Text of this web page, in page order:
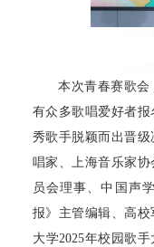
本次青春赛歌会
有众多歌唱爱好者
秀歌手脱颖而出晋
唱家、上海音乐家
员会理事、中国声
报》主管编辑、高
大学2025年校园歌